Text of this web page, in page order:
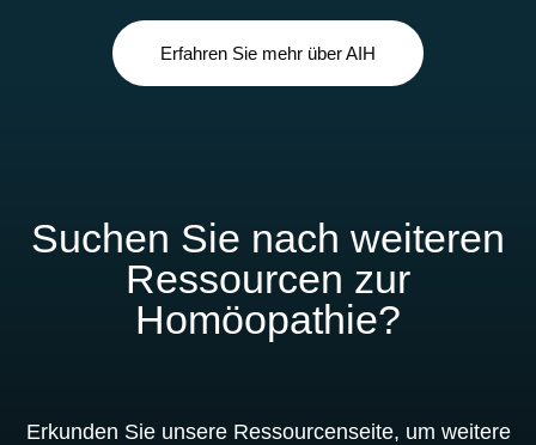
Erfahren Sie mehr über AIH
Suchen Sie nach weiteren
Ressourcen zur
Homöopathie?
Erkunden Sie unsere Ressourcenseite, um weitere